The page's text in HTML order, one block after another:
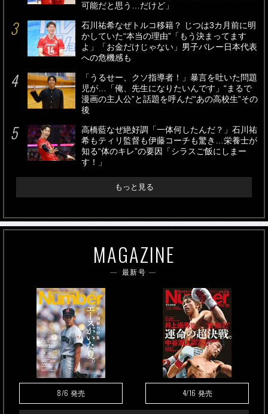
可能だと思う…だけど」
石川祐希なぜトルコ移籍？ じつは3カ月前に明
かしていた“本当の理由”「もう決まってます
よ」「お金だけじゃない」男子バレー日本代表
への危機感も
「うるせー、クソ指導者！」暴言を吐いた問題
児が…「俺、先生になりたいんです」“まるで
漫画の主人公”と話題を呼んだ“あの高校生”その
後
高橋藍なぜ絶好調「一体何したんだ？」石川祐
希もティリ監督も伊藤コーチも驚き…栄養士が
知る“体のキレ”の要因「シラスご飯にしまー
す！」
もっと見る
MAGAZINE
最新号
8/6 発売 4/16 発売